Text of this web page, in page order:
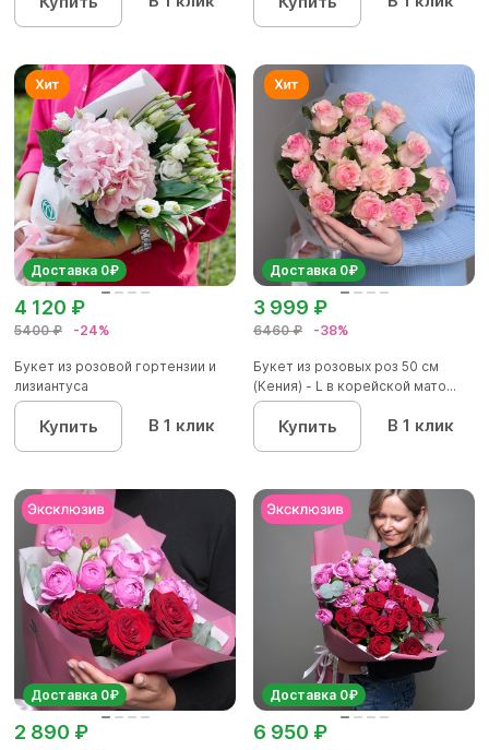
Доставка 0₽
5400 ₽ -24%
4 120 ₽
Букет из розовой гортензии и
лизиантуса
Купить В 1 клик
Доставка 0₽
6460 ₽ -38%
3 999 ₽
Букет из розовых роз 50 см
(Кения) - L в корейской мато...
Купить В 1 клик
Доставка 0₽
2 890 ₽
Доставка 0₽
6 950 ₽